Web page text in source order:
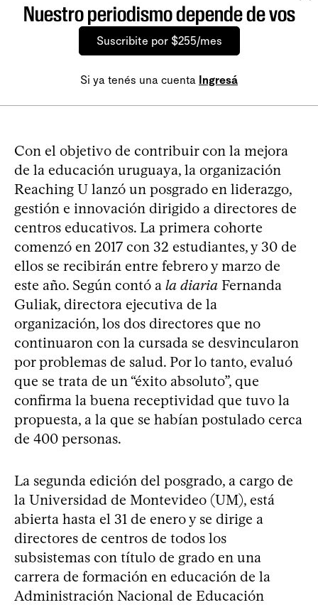
Nuestro periodismo depende de vos
Suscribite por $255/mes
Si ya tenés una cuenta Ingresá
Con el objetivo de contribuir con la mejora
de la educación uruguaya, la organización
Reaching U lanzó un posgrado en liderazgo,
gestión e innovación dirigido a directores de
centros educativos. La primera cohorte
comenzó en 2017 con 32 estudiantes, y 30 de
ellos se recibirán entre febrero y marzo de
este año. Según contó a la diaria Fernanda
Guliak, directora ejecutiva de la
organización, los dos directores que no
continuaron con la cursada se desvincularon
por problemas de salud. Por lo tanto, evaluó
que se trata de un “éxito absoluto”, que
confirma la buena receptividad que tuvo la
propuesta, a la que se habían postulado cerca
de 400 personas.
La segunda edición del posgrado, a cargo de
la Universidad de Montevideo (UM), está
abierta hasta el 31 de enero y se dirige a
directores de centros de todos los
subsistemas con título de grado en una
carrera de formación en educación de la
Administración Nacional de Educación